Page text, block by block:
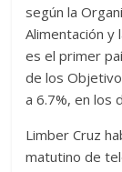
según la
Alimentación y
es el primer
de los
a 6.7%, en los
Limber Cruz
matutino de